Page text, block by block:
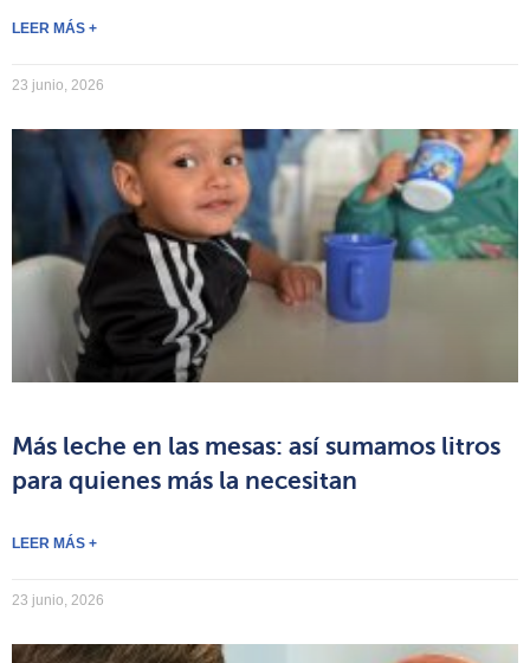
LEER MÁS +
23 junio, 2026
Más leche en las mesas: así sumamos litros
para quienes más la necesitan
LEER MÁS +
23 junio, 2026